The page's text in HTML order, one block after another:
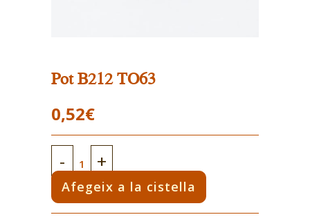
Pot B212 TO63
0,52€
B212
TO63
Afegeix a la cistella